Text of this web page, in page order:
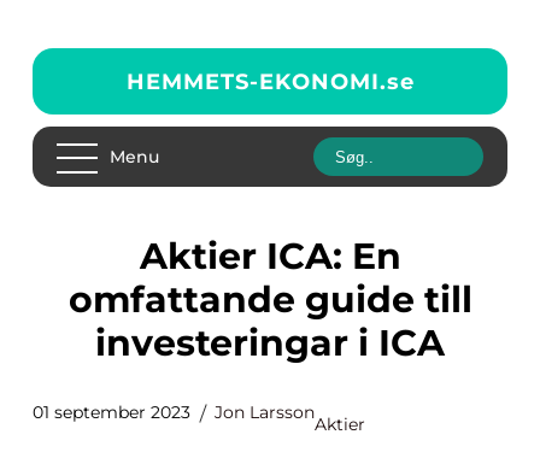
HEMMETS-EKONOMI.se
Menu
Aktier ICA: En
omfattande guide till
investeringar i ICA
01 september 2023 Jon Larsson
Aktier